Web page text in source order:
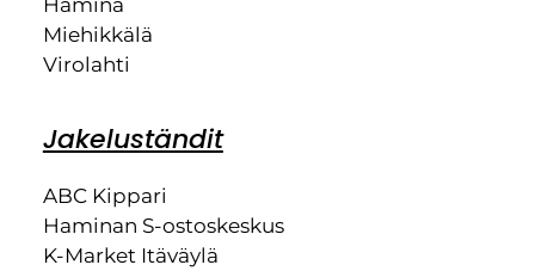
Hamina
Miehikkälä
Virolahti
Jakeluständit
ABC Kippari
Haminan S-ostoskeskus
K-Market Itäväylä